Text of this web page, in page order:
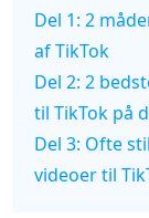
Del 1: 2
af TikTok
Del 2: 2
til TikTok på
Del 3: Ofte
videoer til